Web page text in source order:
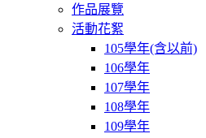
作品展覽
活動花絮
105學年(含以前)
106學年
107學年
108學年
109學年